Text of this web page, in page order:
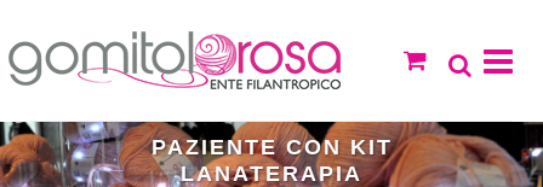
PAZIENTE CON KIT
LANATERAPIA